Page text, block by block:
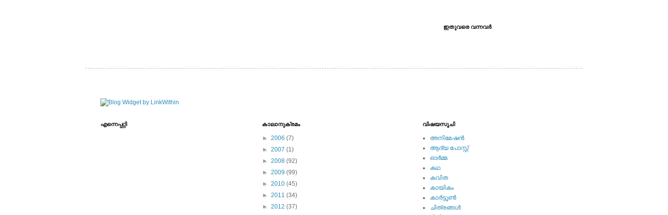
ഇതുവരെ വന്നവര്‍
എന്നെപ്പറ്റി കാലാനുക്രമം
► 2006 (7)
► 2007 (1)
► 2008 (92)
► 2009 (99)
► 2010 (45)
► 2011 (34)
► 2012 (37)
വിഷയസൂചി
അനിമേഷന്‍
ആദ്യ പോസ്റ്റ്
ഓര്‍മ്മ
കഥ
കവിത
കായികം
കാര്‍ട്ടൂണ്‍
ചിത്രങ്ങള്‍